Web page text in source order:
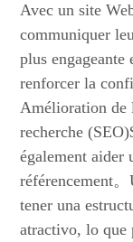
Avec un site
communiquer
plus
renforcer la
Amélioration de
recherche
également aider
référencement
tener una
atractivo, lo que